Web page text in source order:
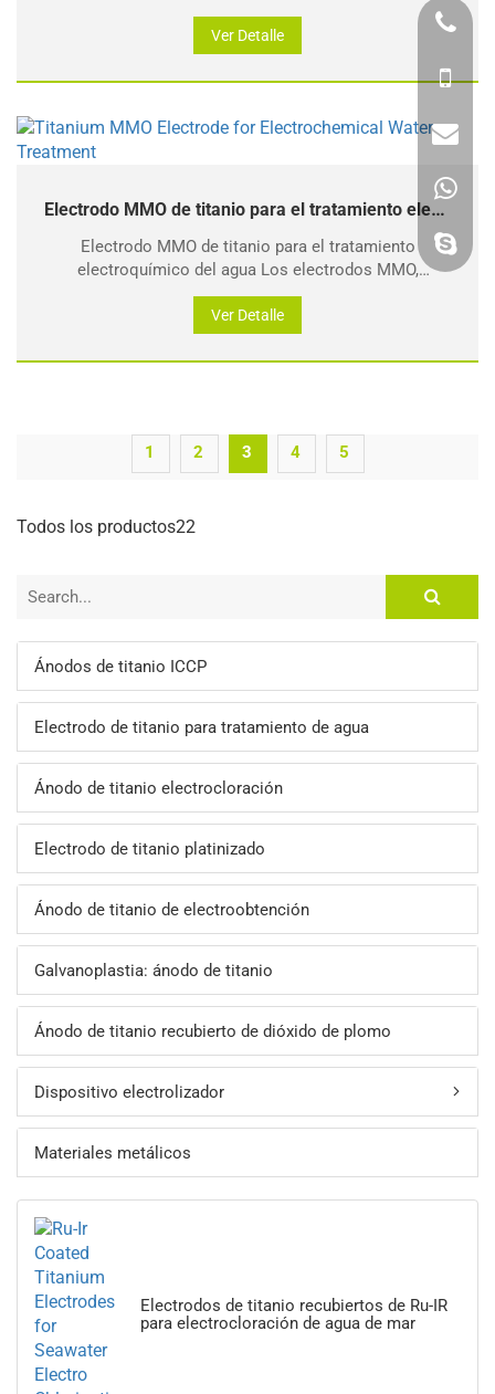
se conoce como un ánodo dimensionalmente estable;
Se ha utilizado en diversas industrias electroquímicas
como la galvanoplastia, no degradable
Ver Detalle
Electrodo MMO de titanio para el tratamiento electroquímico del agua
Electrodo MMO de titanio para el tratamiento
electroquímico del agua Los electrodos MMO,
denominados ánodos dimensionalmente estables
(DSA), comprenden una familia de electrodos hechos
de titanio comercialmente puro a los que se
descompone térmicamente.
Ver Detalle
1 2 3 4 5
Todos los productos22
Ánodos de titanio ICCP
Electrodo de titanio para tratamiento de agua
Ánodo de titanio electrocloración
Electrodo de titanio platinizado
Ánodo de titanio de electroobtención
Galvanoplastia: ánodo de titanio
Ánodo de titanio recubierto de dióxido de plomo
Dispositivo electrolizador
Materiales metálicos
Electrodos de titanio recubiertos de Ru-IR
para electrocloración de agua de mar